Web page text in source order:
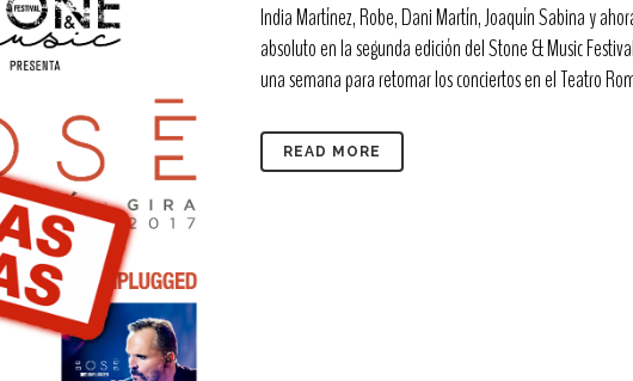
India Martínez, Robe, Dani Martín, Joaquín Sabina y
absoluto en la segunda edición del Stone & Music
una semana para retomar los conciertos en el Teatro
READ MORE